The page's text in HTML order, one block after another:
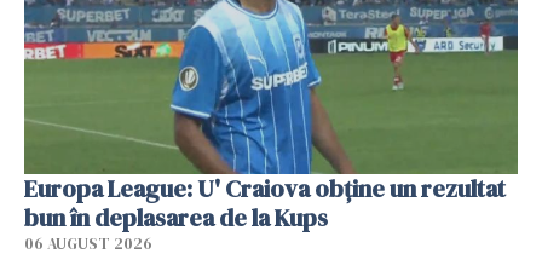
Europa League: U' Craiova obține un rezultat
bun în deplasarea de la Kups
06 AUGUST 2026